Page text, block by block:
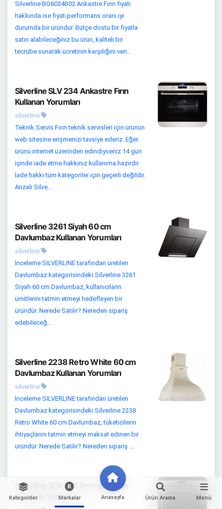
Kategoriler Markalar Anasayfa Ürün Arama Menü
Silverline BO6024B02 Ankastre Fırın fiyatı
hakkında ise fiyat-performans oranı iyi
durumda bir üründür. Bütçe dostu bir fiyatla
satın alabileceğiniz bu ürün, kaliteli bir
tecrübe sunarak ücretinin karşılığını veri...
Silverline SLV 234 Ankastre Fırın
Kullanan Yorumları
silverline
Teknik Servis Fırın teknik servisleri için ürünün
web sitesine erişmenizi tavsiye ederiz. Eğer
ürünü internet üzerinden edindiyseniz 14 gün
içinde iade etme hakkınız kullanıma hazırdır.
İade hakkı tüm kategoriler için geçerli değildir.
Arızalı Silve...
Silverline 3261 Siyah 60 cm
Davlumbaz Kullanan Yorumları
silverline
İnceleme SILVERLINE tarafından üretilen
Davlumbaz kategorisindeki Silverline 3261
Siyah 60 cm Davlumbaz, kullanıcıların
ümitlerini tatmin etmeyi hedefleyen bir
üründür. Nerede Satılır? Nereden sipariş
edebileceğ...
Silverline 2238 Retro White 60 cm
Davlumbaz Kullanan Yorumları
silverline
İnceleme SILVERLINE tarafından üretilen
Davlumbaz kategorisindeki Silverline 2238
Retro White 60 cm Davlumbaz, tüketicilerin
ihtiyaçlarını tatmin etmeyi maksat edinen bir
üründür. Nerede Satılır? Nereden sipariş ...
Silverline SLV 237 Ankastre Fırın
Kullanan Yorumları